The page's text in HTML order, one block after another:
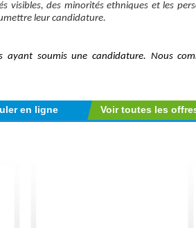
visibles, des minorités ethniques et les
leur candidature.
ayant soumis une candidature. Nous
Voir toutes les
en ligne